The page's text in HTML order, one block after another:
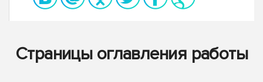
Страницы оглавления работы